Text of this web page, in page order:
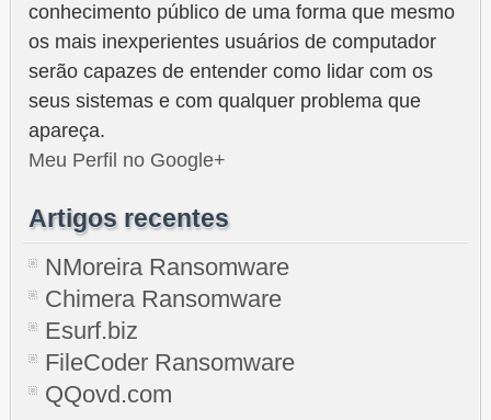
conhecimento público de uma forma que mesmo
os mais inexperientes usuários de computador
serão capazes de entender como lidar com os
seus sistemas e com qualquer problema que
apareça.
Meu Perfil no Google+
Artigos recentes
NMoreira Ransomware
Chimera Ransomware
Esurf.biz
FileCoder Ransomware
QQovd.com